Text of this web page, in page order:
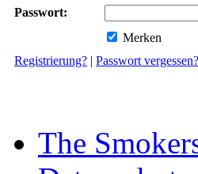
Passwort:
Merken
Registrierung? | Passwort vergessen?
The